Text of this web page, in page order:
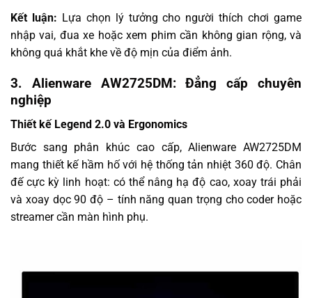
Kết luận: Lựa chọn lý tưởng cho người thích chơi game
nhập vai, đua xe hoặc xem phim cần không gian rộng, và
không quá khắt khe về độ mịn của điểm ảnh.
3. Alienware AW2725DM: Đẳng cấp chuyên
nghiệp
Thiết kế Legend 2.0 và Ergonomics
Bước sang phân khúc cao cấp, Alienware AW2725DM
mang thiết kế hầm hố với hệ thống tản nhiệt 360 độ. Chân
đế cực kỳ linh hoạt: có thể nâng hạ độ cao, xoay trái phải
và xoay dọc 90 độ – tính năng quan trọng cho coder hoặc
streamer cần màn hình phụ.